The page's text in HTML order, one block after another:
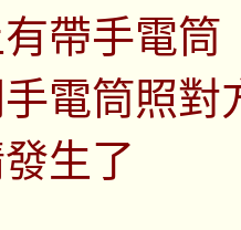
帶手電筒
電筒照對
生了